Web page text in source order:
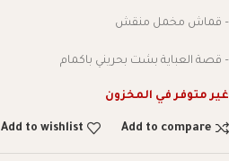
– قماش مخمل منقش
– قصة العباية بشت بحريني باكمام
غير متوفر في المخزون
Add to compare
Add to wishlist